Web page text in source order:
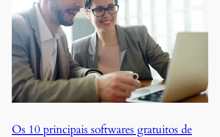
Os 10 principais softwares gratuitos de